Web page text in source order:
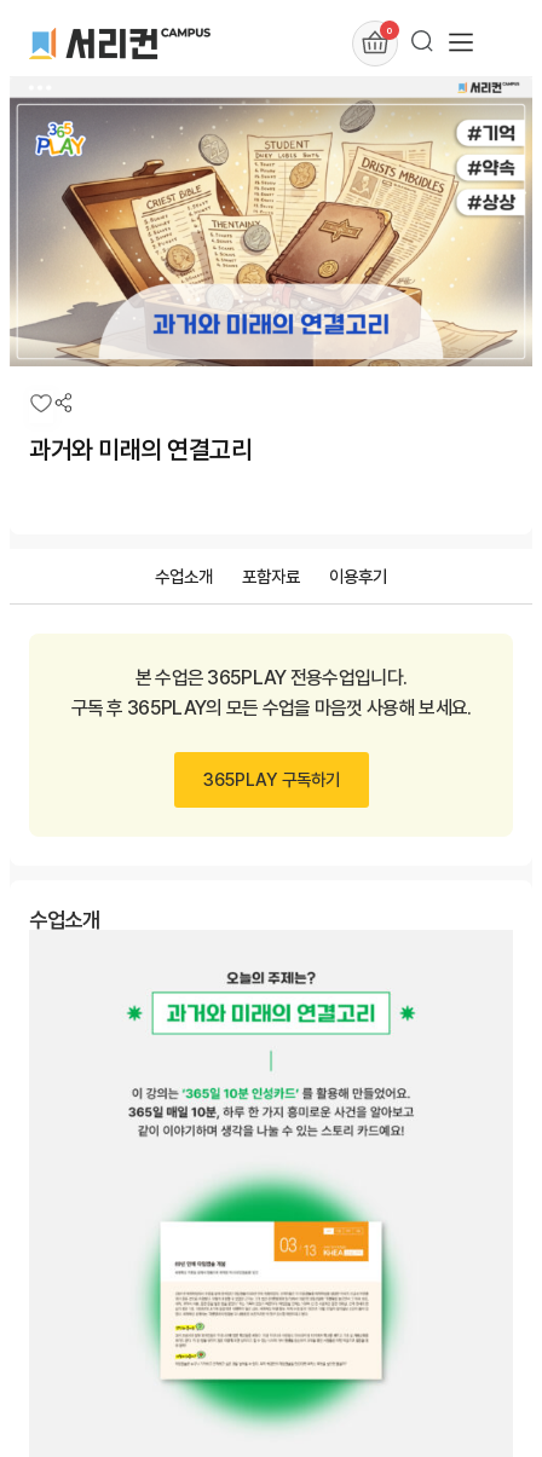
0
과거와 미래의 연결고리
수업소개 포함자료 이용후기
본 수업은 365PLAY 전용수업입니다.
구독 후 365PLAY의 모든 수업을 마음껏 사용해 보세요.
365PLAY 구독하기
수업소개